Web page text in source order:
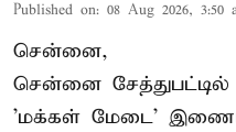
Published on: 08 Aug 2026, 3:50
சென்னை,
சென்னை
'மக்கள் மேடை'